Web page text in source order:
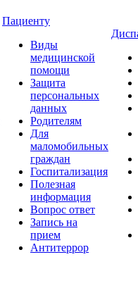
Пациенту
Виды
медицинской
помощи
Защита
персональных
данных
Родителям
Для
маломобильных
граждан
Госпитализация
Полезная
информация
Вопрос ответ
Запись на
прием
Антитеррор